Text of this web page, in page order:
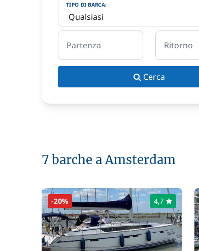
TIPO DI BARCA:
Partenza Ritorno
Cerca
7 barche a Amsterdam
-20% 4,7